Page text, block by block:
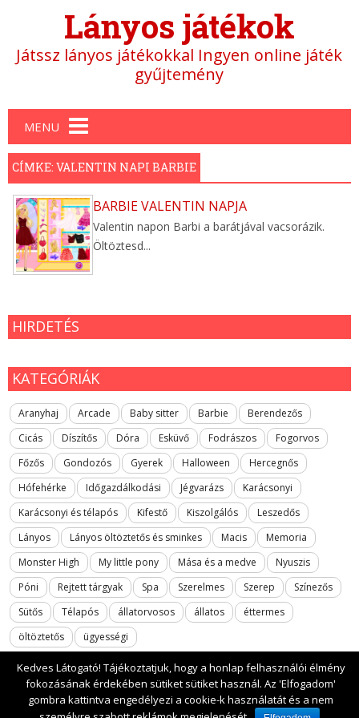
Lányos játékok
Játssz lányos játékokkal Ingyen online játék
gyűjtemény
Main menu
MENU
CÍMKE: VALENTIN NAPI BARBIE
BARBIE VALENTIN NAPJA
Valentin napon Barbi a barátjával vacsorázik.
Öltöztesd...
HIRDETÉS
KATEGÓRIÁK
Aranyhaj Arcade Baby sitter Barbie
Berendezős
Cicás
Díszítős Dóra Esküvő Fodrászos
Fogorvos
Főzős
Gondozós Gyerek Halloween
Hercegnős
Hófehérke
Időgazdálkodási Jégvarázs
Karácsonyi
Karácsonyi és télapós
Kifestő Kiszolgálós
Leszedős
Lányos
Lányos öltöztetős és sminkes Macis
Memoria
Monster High
My little pony Mása és a medve
Nyuszis
Póni
Rejtett tárgyak Spa Szerelmes Szerep
Színezős
Sütős
Télapós állatorvosos állatos
éttermes
öltöztetős
ügyességi
2017 All rights reserved. lanyosjatekok.gyerekfilmek.hu
Kedves Látogató! Tájékoztatjuk, hogy a honlap felhasználói élmény
fokozásának érdekében sütiket sütiket használ. Az 'Elfogadom'
gombra kattintva engedélyezi a cookie-k használatát és a nem